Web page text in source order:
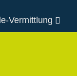
Vermittlung